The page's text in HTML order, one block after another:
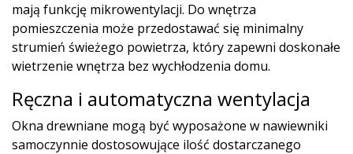
mają funkcję mikrowentylacji. Do wnętrza
pomieszczenia może przedostawać się minimalny
strumień świeżego powietrza, który zapewni doskonałe
wietrzenie wnętrza bez wychłodzenia domu.
Ręczna i automatyczna wentylacja
Okna drewniane mogą być wyposażone w nawiewniki
samoczynnie dostosowujące ilość dostarczanego